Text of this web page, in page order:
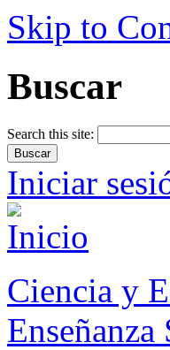
Skip to
Buscar
Search this site:
Iniciar
Ciencia y